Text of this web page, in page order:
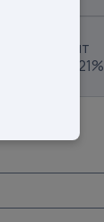
27 шт
26.21%